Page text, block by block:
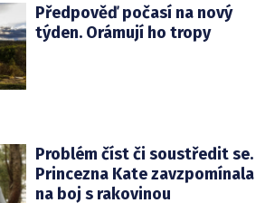
Předpověď počasí na nový
týden. Orámují ho tropy
Problém číst či soustředit se.
Princezna Kate zavzpomínala
na boj s rakovinou